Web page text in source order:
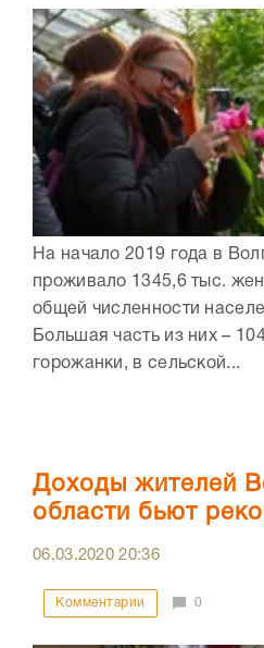
На начало 2019 года в
проживало 1345,6 тыс.
общей численности
Большая часть из них –
горожанки, в сельской...
Доходы жителей
области бьют
06.03.202020:36
Комментарии 0